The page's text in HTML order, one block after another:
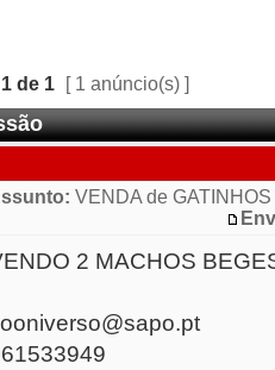
1 de 1 [ 1 anúncio(s) ]
VENDA de
2 MACHOS